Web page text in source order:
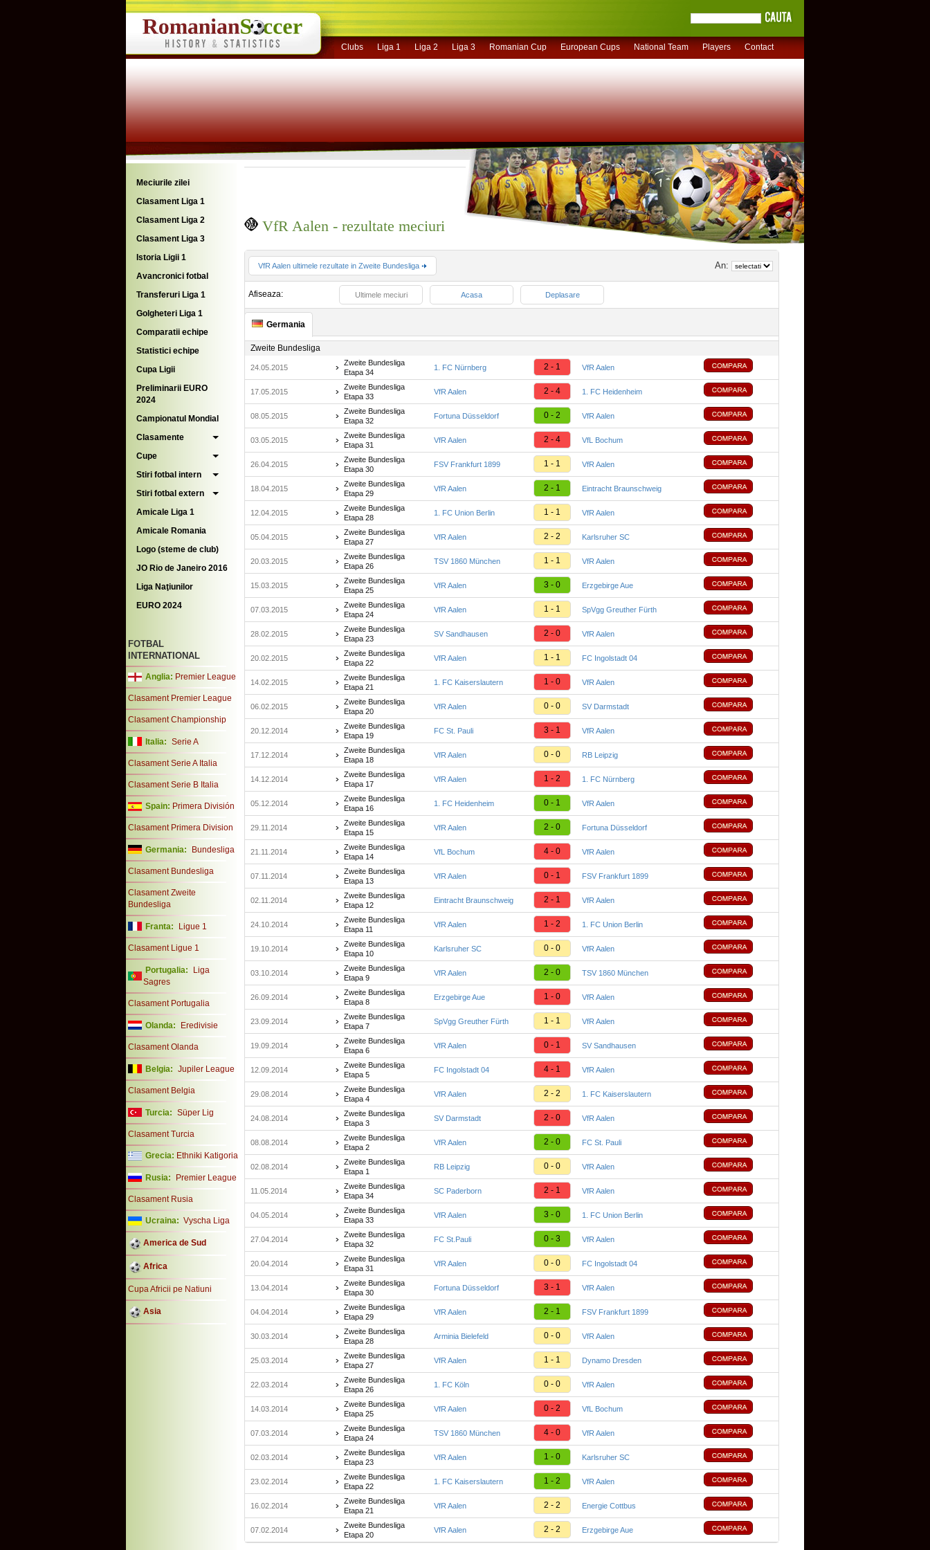
Clubs Liga 1 Liga 2 Liga 3 Romanian Cup European Cups National Team Players Contact
Meciurile zilei
Clasament Liga 1
Clasament Liga 2
Clasament Liga 3
Istoria Ligii 1
Avancronici fotbal
Transferuri Liga 1
Golgheteri Liga 1
Comparatii echipe
Statistici echipe
Cupa Ligii
Preliminarii EURO
2024
Campionatul Mondial
Clasamente
Cupe
Stiri fotbal intern
Stiri fotbal extern
Amicale Liga 1
Amicale Romania
Logo (steme de club)
JO Rio de Janeiro 2016
Liga Naţiunilor
EURO 2024
FOTBAL
INTERNATIONAL
Anglia: Premier League
Clasament Premier League
Clasament Championship
Italia: Serie A
Clasament Serie A Italia
Clasament Serie B Italia
Spain: Primera División
Clasament Primera Division
Germania: Bundesliga
Clasament Bundesliga
Clasament Zweite
Bundesliga
Franta: Ligue 1
Clasament Ligue 1
Portugalia:
Liga
Sagres
Clasament Portugalia
Olanda: Eredivisie
Clasament Olanda
Belgia: Jupiler League
Clasament Belgia
Turcia: Süper Lig
Clasament Turcia
Grecia: Ethniki Katigoria
Rusia: Premier League
Clasament Rusia
Ucraina: Vyscha Liga
America de Sud
Africa
Cupa Africii pe Natiuni
Asia
VfR Aalen - rezultate meciuri
VfR Aalen ultimele rezultate in Zweite Bundesliga An:
Afiseaza: Ultimele meciuri Acasa Deplasare
Germania
Zweite Bundesliga
24.05.2015
Zweite Bundesliga
Etapa 34
1. FC Nürnberg 2 - 1 VfR Aalen
17.05.2015
Zweite Bundesliga
Etapa 33
VfR Aalen 2 - 4 1. FC Heidenheim
08.05.2015
Zweite Bundesliga
Etapa 32
Fortuna Düsseldorf 0 - 2 VfR Aalen
03.05.2015
Zweite Bundesliga
Etapa 31
VfR Aalen 2 - 4 VfL Bochum
26.04.2015
Zweite Bundesliga
Etapa 30
FSV Frankfurt 1899 1 - 1 VfR Aalen
18.04.2015
Zweite Bundesliga
Etapa 29
VfR Aalen 2 - 1 Eintracht Braunschweig
12.04.2015
Zweite Bundesliga
Etapa 28
1. FC Union Berlin 1 - 1 VfR Aalen
05.04.2015
Zweite Bundesliga
Etapa 27
VfR Aalen 2 - 2 Karlsruher SC
20.03.2015
Zweite Bundesliga
Etapa 26
TSV 1860 München 1 - 1 VfR Aalen
15.03.2015
Zweite Bundesliga
Etapa 25
VfR Aalen 3 - 0 Erzgebirge Aue
07.03.2015
Zweite Bundesliga
Etapa 24
VfR Aalen 1 - 1 SpVgg Greuther Fürth
28.02.2015
Zweite Bundesliga
Etapa 23
SV Sandhausen 2 - 0 VfR Aalen
20.02.2015
Zweite Bundesliga
Etapa 22
VfR Aalen 1 - 1 FC Ingolstadt 04
14.02.2015
Zweite Bundesliga
Etapa 21
1. FC Kaiserslautern 1 - 0 VfR Aalen
06.02.2015
Zweite Bundesliga
Etapa 20
VfR Aalen 0 - 0 SV Darmstadt
20.12.2014
Zweite Bundesliga
Etapa 19
FC St. Pauli 3 - 1 VfR Aalen
17.12.2014
Zweite Bundesliga
Etapa 18
VfR Aalen 0 - 0 RB Leipzig
14.12.2014
Zweite Bundesliga
Etapa 17
VfR Aalen 1 - 2 1. FC Nürnberg
05.12.2014
Zweite Bundesliga
Etapa 16
1. FC Heidenheim 0 - 1 VfR Aalen
29.11.2014
Zweite Bundesliga
Etapa 15
VfR Aalen 2 - 0 Fortuna Düsseldorf
21.11.2014
Zweite Bundesliga
Etapa 14
VfL Bochum 4 - 0 VfR Aalen
07.11.2014
Zweite Bundesliga
Etapa 13
VfR Aalen 0 - 1 FSV Frankfurt 1899
02.11.2014
Zweite Bundesliga
Etapa 12
Eintracht Braunschweig 2 - 1 VfR Aalen
24.10.2014
Zweite Bundesliga
Etapa 11
VfR Aalen 1 - 2 1. FC Union Berlin
19.10.2014
Zweite Bundesliga
Etapa 10
Karlsruher SC 0 - 0 VfR Aalen
03.10.2014
Zweite Bundesliga
Etapa 9
VfR Aalen 2 - 0 TSV 1860 München
26.09.2014
Zweite Bundesliga
Etapa 8
Erzgebirge Aue 1 - 0 VfR Aalen
23.09.2014
Zweite Bundesliga
Etapa 7
SpVgg Greuther Fürth 1 - 1 VfR Aalen
19.09.2014
Zweite Bundesliga
Etapa 6
VfR Aalen 0 - 1 SV Sandhausen
12.09.2014
Zweite Bundesliga
Etapa 5
FC Ingolstadt 04 4 - 1 VfR Aalen
29.08.2014
Zweite Bundesliga
Etapa 4
VfR Aalen 2 - 2 1. FC Kaiserslautern
24.08.2014
Zweite Bundesliga
Etapa 3
SV Darmstadt 2 - 0 VfR Aalen
08.08.2014
Zweite Bundesliga
Etapa 2
VfR Aalen 2 - 0 FC St. Pauli
02.08.2014
Zweite Bundesliga
Etapa 1
RB Leipzig 0 - 0 VfR Aalen
11.05.2014
Zweite Bundesliga
Etapa 34
SC Paderborn 2 - 1 VfR Aalen
04.05.2014
Zweite Bundesliga
Etapa 33
VfR Aalen 3 - 0 1. FC Union Berlin
27.04.2014
Zweite Bundesliga
Etapa 32
FC St.Pauli 0 - 3 VfR Aalen
20.04.2014
Zweite Bundesliga
Etapa 31
VfR Aalen 0 - 0 FC Ingolstadt 04
13.04.2014
Zweite Bundesliga
Etapa 30
Fortuna Düsseldorf 3 - 1 VfR Aalen
04.04.2014
Zweite Bundesliga
Etapa 29
VfR Aalen 2 - 1 FSV Frankfurt 1899
30.03.2014
Zweite Bundesliga
Etapa 28
Arminia Bielefeld 0 - 0 VfR Aalen
25.03.2014
Zweite Bundesliga
Etapa 27
VfR Aalen 1 - 1 Dynamo Dresden
22.03.2014
Zweite Bundesliga
Etapa 26
1. FC Köln 0 - 0 VfR Aalen
14.03.2014
Zweite Bundesliga
Etapa 25
VfR Aalen 0 - 2 VfL Bochum
07.03.2014
Zweite Bundesliga
Etapa 24
TSV 1860 München 4 - 0 VfR Aalen
02.03.2014
Zweite Bundesliga
Etapa 23
VfR Aalen 1 - 0 Karlsruher SC
23.02.2014
Zweite Bundesliga
Etapa 22
1. FC Kaiserslautern 1 - 2 VfR Aalen
16.02.2014
Zweite Bundesliga
Etapa 21
VfR Aalen 2 - 2 Energie Cottbus
07.02.2014
Zweite Bundesliga
Etapa 20
VfR Aalen 2 - 2 Erzgebirge Aue